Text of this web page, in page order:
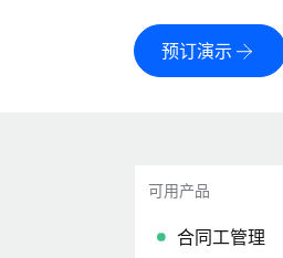
预订演示
可用产品
合同工管理